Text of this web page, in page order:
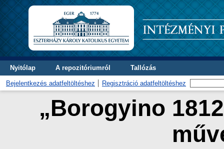
Nyitólap A repozitóriumról Tallózás
Bejelentkezés adatfeltöltéshez Regisztráció adatfeltöltéshez
„Borogyino